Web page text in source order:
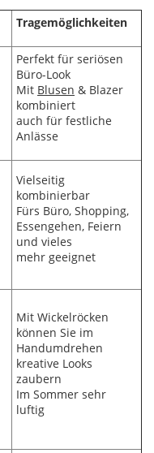
Tragemöglichkeiten
Perfekt für seriösen
Büro-Look
Mit Blusen & Blazer
kombiniert
auch für festliche
Anlässe
Vielseitig
kombinierbar
Fürs Büro, Shopping,
Essengehen, Feiern
und vieles
mehr geeignet
Mit Wickelröcken
können Sie im
Handumdrehen
kreative Looks
zaubern
Im Sommer sehr
luftig